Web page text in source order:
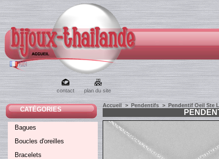
contact plan du site
CATÉGORIES
Bagues
Boucles d'oreilles
Bracelets
Accueil > Pendentifs > Pendentif Oeil Ste